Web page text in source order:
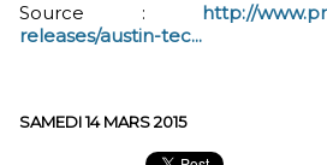
Source : http://
releases/austin-tec...
SAMEDI 14 MARS 2015